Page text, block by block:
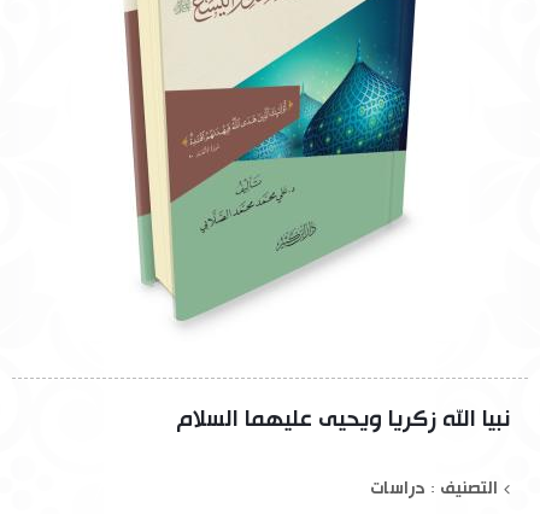
نبيا الله زكريا ويحيى عليهما السلام
التصنيف : دراسات